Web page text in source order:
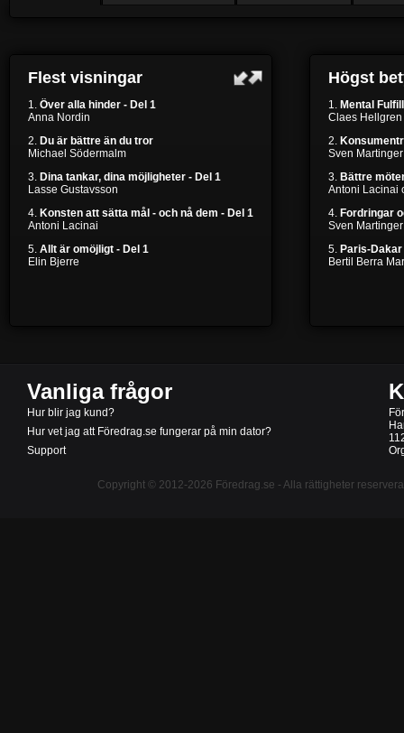
Flest visningar
1. Över alla hinder - Del 1
Anna Nordin
2. Du är bättre än du tror
Michael Södermalm
3. Dina tankar, dina möjligheter - Del 1
Lasse Gustavsson
4. Konsten att sätta mål - och nå dem - Del 1
Antoni Lacinai
5. Allt är omöjligt - Del 1
Elin Bjerre
Högst
1. Mental
Claes Hellgren
2.
Sven Martinger
3. Bättre
Antoni Lacinai
4. Fordringar
Sven Martinger
5. Paris-Dakar
Bertil Berra
Vanliga frågor
Hur blir jag kund?
Hur vet jag att Föredrag.se fungerar på min dator?
Support
Copyright © 2012-2026 Föredrag.se - Alla rättigheter